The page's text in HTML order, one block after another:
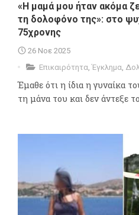
«Η μαμά μου ήταν ακόμα
τη δολοφόνο της»: στο
75χρονης
26 Νοε 2025
Επικαιρότητα,Έγκλημα,
Έμαθε ότι η ίδια η γυναίκα
τη μάνα του και δεν άντεξε